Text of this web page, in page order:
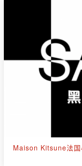
Maison Kitsune法